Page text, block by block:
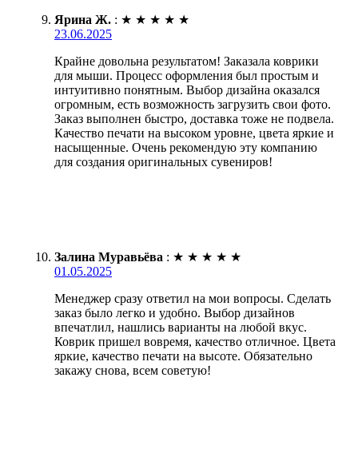
Ярина Ж. : ★ ★ ★ ★ ★
23.06.2025
Крайне довольна результатом! Заказала коврики
для мыши. Процесс оформления был простым и
интуитивно понятным. Выбор дизайна оказался
огромным, есть возможность загрузить свои фото.
Заказ выполнен быстро, доставка тоже не подвела.
Качество печати на высоком уровне, цвета яркие и
насыщенные. Очень рекомендую эту компанию
для создания оригинальных сувениров!
Залина Муравьёва : ★ ★ ★ ★ ★
01.05.2025
Менеджер сразу ответил на мои вопросы. Сделать
заказ было легко и удобно. Выбор дизайнов
впечатлил, нашлись варианты на любой вкус.
Коврик пришел вовремя, качество отличное. Цвета
яркие, качество печати на высоте. Обязательно
закажу снова, всем советую!